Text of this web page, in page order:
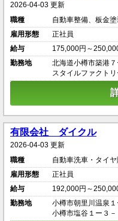
2026-04-03 更新
職種
自動車整備、板金塗
雇用形態
正社員
給与
175,000円～
勤務地
北海道小樽市築港７
スタイルファクト
有限会社 ダイクル
2026-04-03 更新
職種
自動車洗車・タイ
雇用形態
正社員
給与
192,000円～
勤務地
小樽市朝里川温泉
小樽市塩谷１ー３